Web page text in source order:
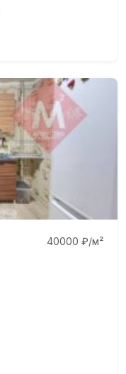
40000 ₽/м²